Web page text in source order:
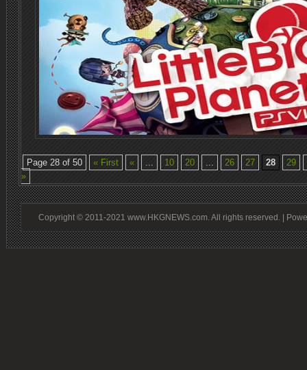
Page 28 of 50 « First « ... 10 20 ... 26 27 28
29
»
Copyright © 2011-2021 www.HKGNEWS.com. All rights reserved. |